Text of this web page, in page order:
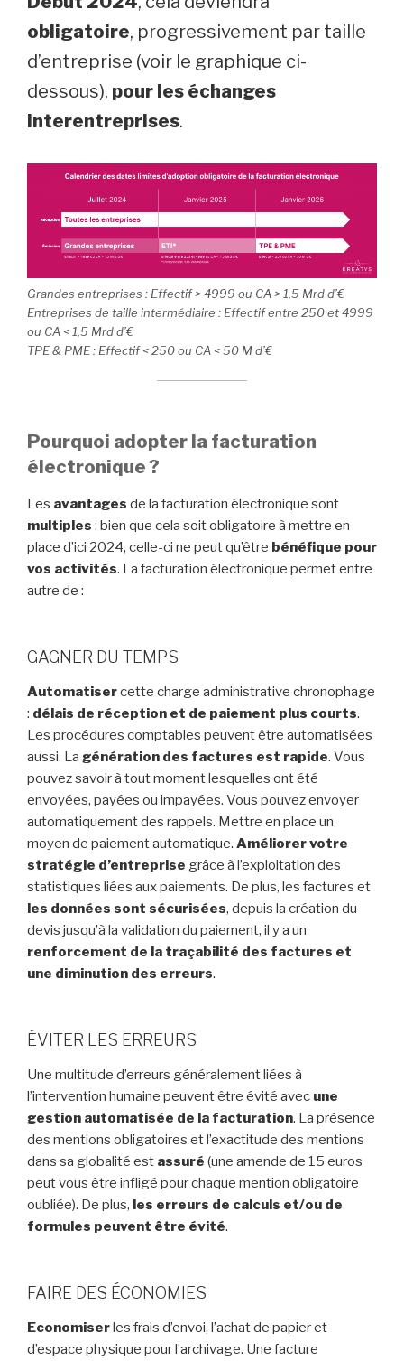
obligatoire, progressivement par taille
d’entreprise (voir le graphique ci-
dessous), pour les échanges
interentreprises.
Grandes entreprises : Effectif > 4999 ou CA > 1,5 Mrd d’€
Entreprises de taille intermédiaire : Effectif entre 250 et 4999
ou CA < 1,5 Mrd d’€
TPE & PME : Effectif < 250 ou CA < 50 M d’€
Pourquoi adopter la facturation
électronique ?
Les avantages de la facturation électronique sont
multiples : bien que cela soit obligatoire à mettre en
place d’ici 2024, celle-ci ne peut qu’être bénéfique pour
vos activités. La facturation électronique permet entre
autre de :
GAGNER DU TEMPS
Automatisercette charge administrative chronophage
: délais de réception et de paiement plus courts.
Les procédures comptables peuvent être automatisées
aussi. La génération des factures est rapide. Vous
pouvez savoir à tout moment lesquelles ont été
envoyées, payées ou impayées. Vous pouvez envoyer
automatiquement des rappels. Mettre en place un
moyen de paiement automatique. Améliorer votre
stratégie d’entreprise grâce à l’exploitation des
statistiques liées aux paiements. De plus, les factures et
les données sont sécurisées, depuis la création du
devis jusqu’à la validation du paiement, il y a un
renforcement de la traçabilité des factures et
une diminution des erreurs.
ÉVITER LES ERREURS
Une multitude d’erreurs généralement liées à
l’intervention humaine peuvent être évité avec une
gestion automatisée de la facturation. La présence
des mentions obligatoires et l’exactitude des mentions
dans sa globalité est assuré (une amende de 15 euros
peut vous être infligé pour chaque mention obligatoire
oubliée). De plus, les erreurs de calculs et/ou de
formules peuvent être évité.
FAIRE DES ÉCONOMIES
Economiserles frais d’envoi, l’achat de papier et
d’espace physique pour l’archivage. Une facture